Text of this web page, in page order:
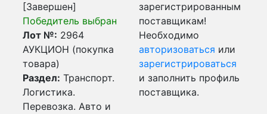
[Завершен]
Победитель выбран
Лот №: 2964
АУКЦИОН (покупка
товара)
Раздел: Транспорт.
Логистика.
Перевозка. Авто и
зарегистрированным
поставщикам!
Необходимо
авторизоваться или
зарегистрироваться
и заполнить профиль
поставщика.